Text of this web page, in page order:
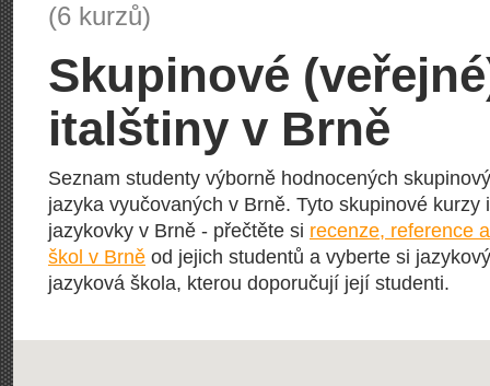
(6 kurzů)
Skupinové
italštiny v Brně
Seznam studenty výborně hodnocených
jazyka vyučovaných v Brně. Tyto skupinové
jazykovky v Brně - přečtěte si recenze, reference
škol v Brně od jejich studentů a vyberte si
jazyková škola, kterou doporučují její studenti.